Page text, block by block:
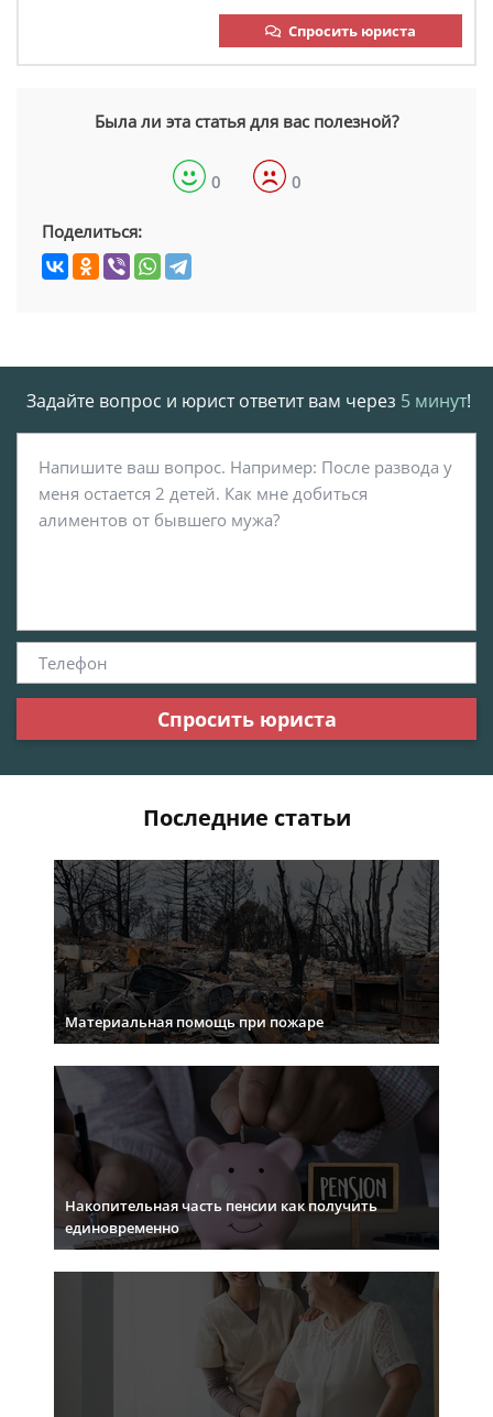
Спросить юриста
Была ли эта статья для вас полезной?
0 0
Поделиться:
Задайте вопрос и юрист ответит вам через 5 минут!
Спросить юриста
Последние статьи
Материальная помощь при пожаре
Накопительная часть пенсии как получить
единовременно